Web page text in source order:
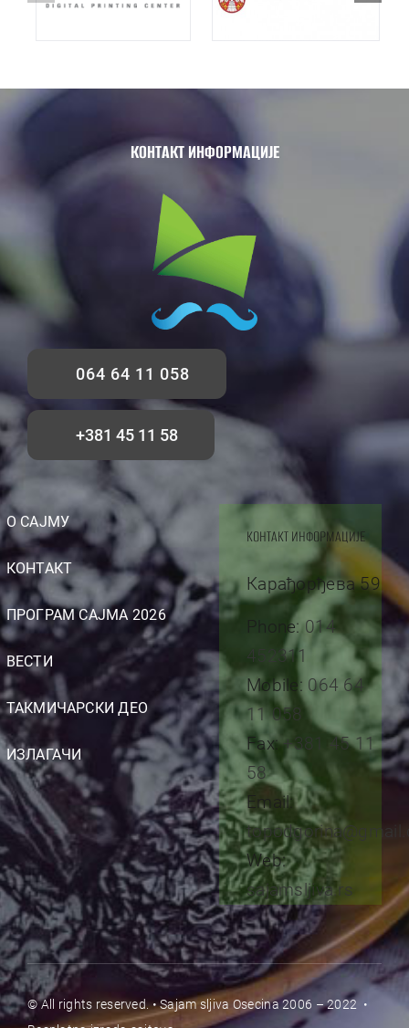
КОНТАКТ ИНФОРМАЦИЈЕ
064 64 11 058
+381 45 11 58
О САЈМУ
КОНТАКТ
ПРОГРАМ САЈМА 2026
ВЕСТИ
ТАКМИЧАРСКИ ДЕО
ИЗЛАГАЧИ
КОНТАКТ ИНФОРМАЦИЈЕ
Карађорђева 59
Phone:014
452311
Mobile: 064 64
11 058
Fax:+381 45 11
58
Email:
Web:
sajamsljiva.rs
© All rights reserved. • Sajam sljiva Osecina 2006 – 2022 •